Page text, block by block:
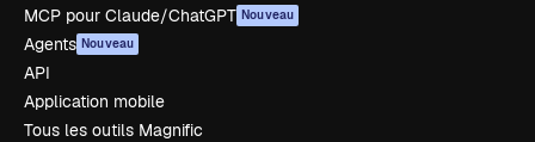
MCP pour Claude/ChatGPT Nouveau
Agents Nouveau
API
Application mobile
Tous les outils Magnific